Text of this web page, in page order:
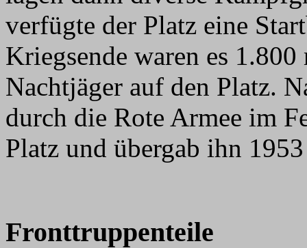
verfügte der Platz eine
Kriegsende waren es
Nachtjäger auf den Platz.
durch die Rote Armee im
Platz und übergab ihn
Fronttruppenteile